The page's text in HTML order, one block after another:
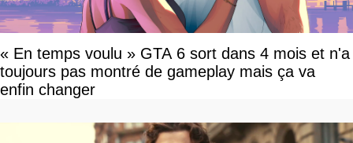
« En temps voulu » GTA 6 sort dans 4 mois et n'a
toujours pas montré de gameplay mais ça va
enfin changer